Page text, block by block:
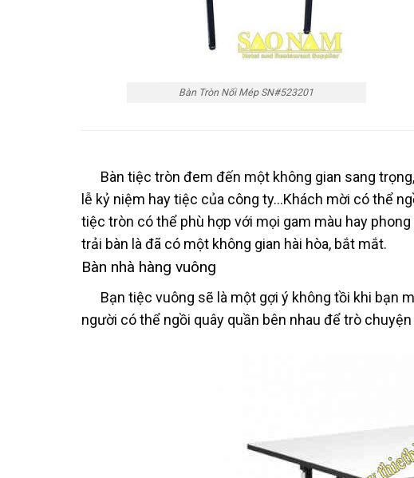
Bàn Tròn Nối Mép SN#523201
Bàn tiệc tròn đem đến một không gian sang
lễ kỷ niệm hay tiệc của công ty…Khách mời có thể
tiệc tròn có thể phù hợp với mọi gam màu hay
trải bàn là đã có một không gian hài hòa, bắt mắt.
Bàn nhà hàng vuông
Bạn tiệc vuông sẽ là một gợi ý không tồi khi bạn
người có thể ngồi quây quần bên nhau để trò